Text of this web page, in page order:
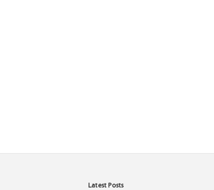
Latest Posts